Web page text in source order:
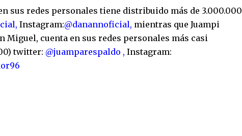
sus redes personales tiene distribuido más de 3.000.000
Instagram:@danannoficial, mientras que Juampi
Miguel, cuenta en sus redes personales más casi
twitter: @juamparespaldo ,Instagram: